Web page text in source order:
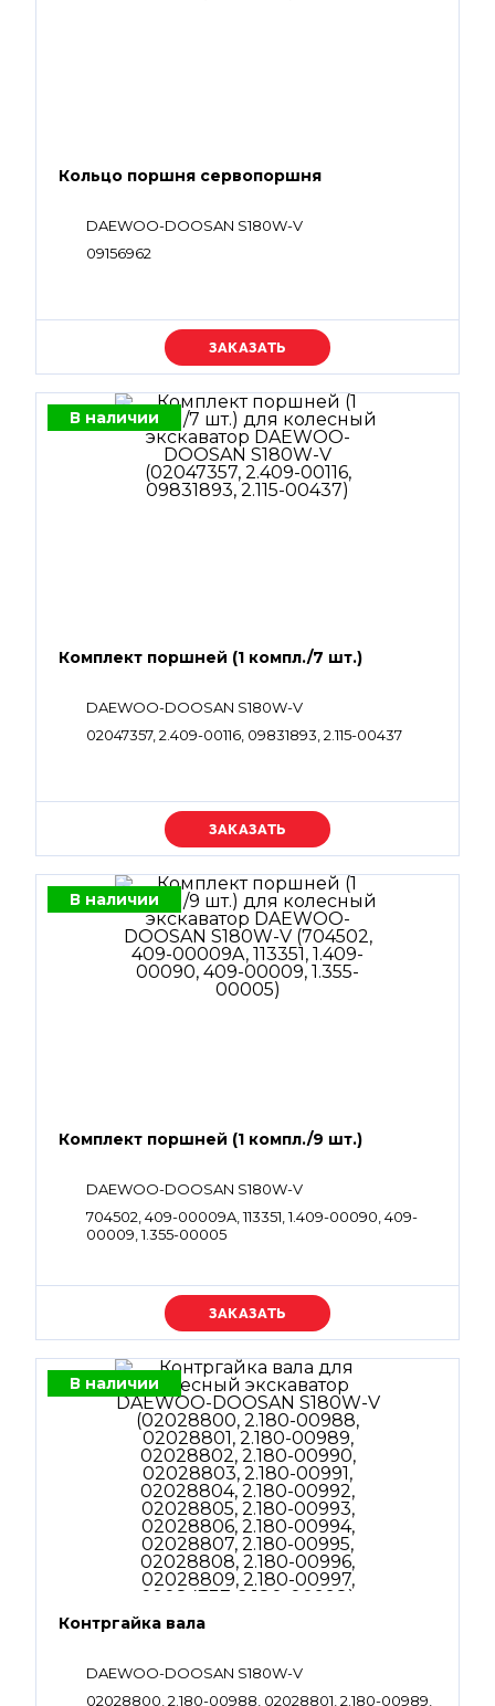
Кольцо поршня сервопоршня
DAEWOO-DOOSAN S180W-V
09156962
Уточняйте цену
В наличии
Комплект поршней (1 компл./7 шт.)
DAEWOO-DOOSAN S180W-V
02047357, 2.409-00116, 09831893, 2.115-00437
Уточняйте цену
В наличии
Комплект поршней (1 компл./9 шт.)
DAEWOO-DOOSAN S180W-V
704502, 409-00009A, 113351, 1.409-00090, 409-
00009, 1.355-00005
Уточняйте цену
В наличии
Контргайка вала
DAEWOO-DOOSAN S180W-V
02028800, 2.180-00988, 02028801, 2.180-00989,